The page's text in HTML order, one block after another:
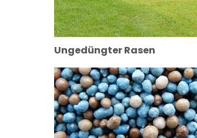
Ungedüngter Rasen